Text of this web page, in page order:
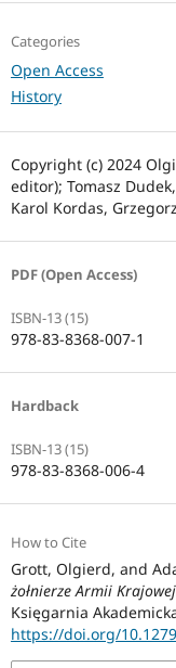
Categories
Open Access
History
Copyright (c) 2024
editor); Tomasz
Karol Kordas,
PDF (Open Access)
ISBN-13 (15)
978-83-8368-007-1
Hardback
ISBN-13 (15)
978-83-8368-006-4
How to Cite
Grott, Olgierd, and
żołnierze Armii
Księgarnia
https://doi.org/